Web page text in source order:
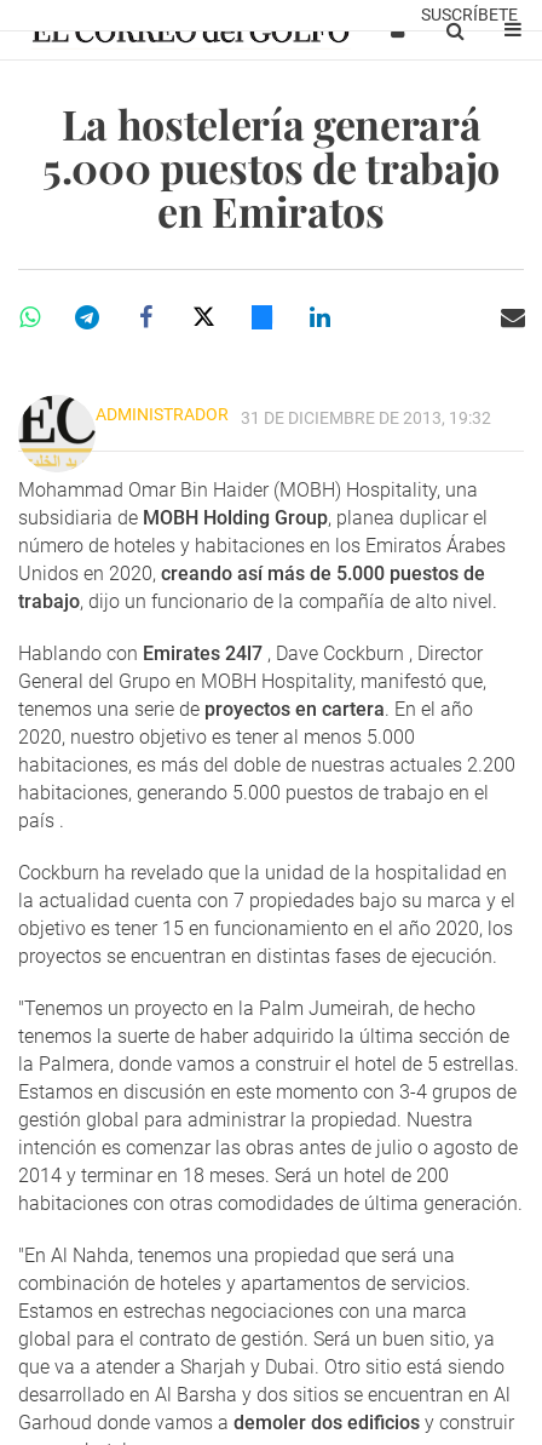
SUSCRÍBETE
La hostelería generará
5.000 puestos de trabajo
en Emiratos
ADMINISTRADOR 31 DE DICIEMBRE DE 2013, 19:32
Mohammad Omar Bin Haider (MOBH) Hospitality, una
subsidiaria de MOBH Holding Group, planea duplicar el
número de hoteles y habitaciones en los Emiratos Árabes
Unidos en 2020, creando así más de 5.000 puestos de
trabajo, dijo un funcionario de la compañía de alto nivel.
Hablando con Emirates 24l7 , Dave Cockburn , Director
General del Grupo en MOBH Hospitality, manifestó que,
tenemos una serie de proyectos en cartera. En el año
2020, nuestro objetivo es tener al menos 5.000
habitaciones, es más del doble de nuestras actuales 2.200
habitaciones, generando 5.000 puestos de trabajo en el
país .
Cockburn ha revelado que la unidad de la hospitalidad en
la actualidad cuenta con 7 propiedades bajo su marca y el
objetivo es tener 15 en funcionamiento en el año 2020, los
proyectos se encuentran en distintas fases de ejecución.
"Tenemos un proyecto en la Palm Jumeirah, de hecho
tenemos la suerte de haber adquirido la última sección de
la Palmera, donde vamos a construir el hotel de 5 estrellas.
Estamos en discusión en este momento con 3-4 grupos de
gestión global para administrar la propiedad. Nuestra
intención es comenzar las obras antes de julio o agosto de
2014 y terminar en 18 meses. Será un hotel de 200
habitaciones con otras comodidades de última generación.
"En Al Nahda, tenemos una propiedad que será una
combinación de hoteles y apartamentos de servicios.
Estamos en estrechas negociaciones con una marca
global para el contrato de gestión. Será un buen sitio, ya
que va a atender a Sharjah y Dubai. Otro sitio está siendo
desarrollado en Al Barsha y dos sitios se encuentran en Al
Garhoud donde vamos a demoler dos edificios y construir